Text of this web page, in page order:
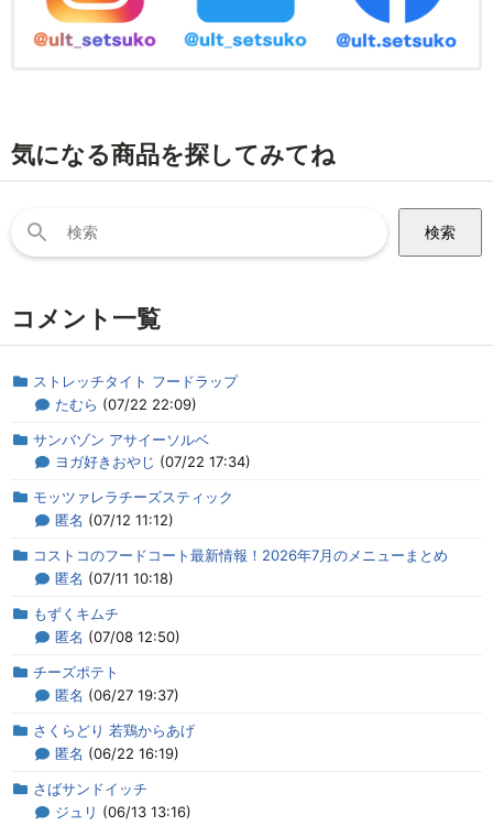
気になる商品を探してみてね
索:
コメント一覧
ストレッチタイト フードラップ
たむら (07/22 22:09)
サンバゾン アサイーソルベ
ヨガ好きおやじ (07/22 17:34)
モッツァレラチーズスティック
匿名 (07/12 11:12)
コストコのフードコート最新情報！2026年7月のメニューまとめ
匿名 (07/11 10:18)
もずくキムチ
匿名 (07/08 12:50)
チーズポテト
匿名 (06/27 19:37)
さくらどり 若鶏からあげ
匿名 (06/22 16:19)
さばサンドイッチ
ジュリ (06/13 13:16)